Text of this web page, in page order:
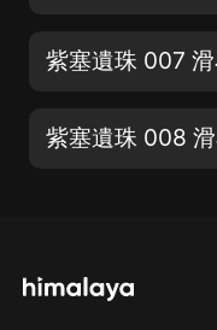
紫塞遺珠 007
紫塞遺珠 008